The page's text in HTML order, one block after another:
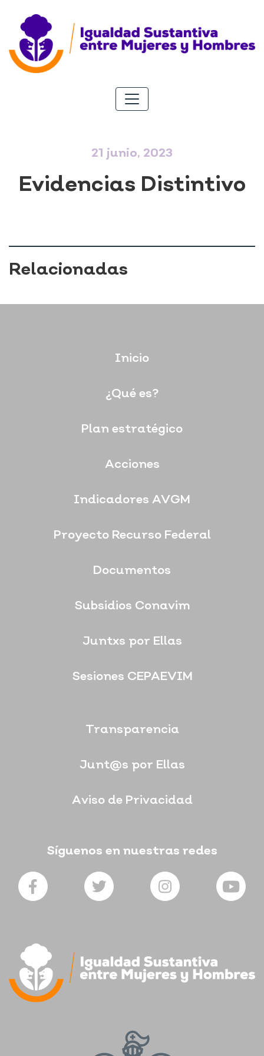
21 junio, 2023
Evidencias Distintivo
Relacionadas
Inicio
¿Qué es?
Plan estratégico
Acciones
Indicadores AVGM
Proyecto Recurso Federal
Documentos
Subsidios Conavim
Juntxs por Ellas
Sesiones CEPAEVIM
Transparencia
Junt@s por Ellas
Aviso de Privacidad
Síguenos en nuestras redes